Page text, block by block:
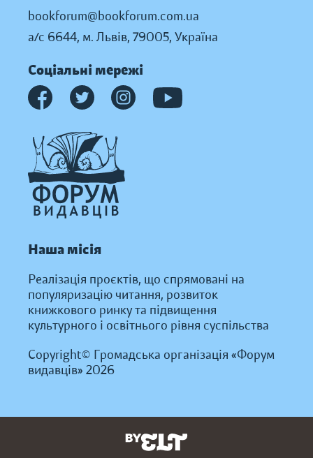
bookforum@bookforum.com.ua
а/с 6644, м. Львів, 79005, Україна
Соціальні мережі
Наша місія
Реалізація проєктів, що спрямовані на
популяризацію читання, розвиток
книжкового ринку та підвищення
культурного і освітнього рівня суспільства
Copyright© Громадська організація «Форум
видавців» 2026